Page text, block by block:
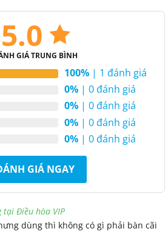
5.0
GIÁ TRUNG BÌNH
100% | 1 đánh giá
0% | 0 đánh giá
0% | 0 đánh giá
0% | 0 đánh giá
0% | 0 đánh giá
GIÁ NGAY
tại Điều hòa VIP
dùng thì không có gì phải bàn cãi